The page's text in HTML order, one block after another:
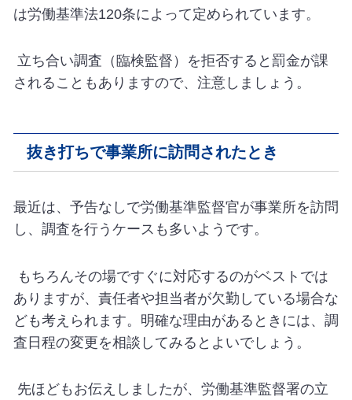
は労働基準法120条によって定められています。
立ち合い調査（臨検監督）を拒否すると罰金が課
されることもありますので、注意しましょう。
抜き打ちで事業所に訪問されたとき
最近は、予告なしで労働基準監督官が事業所を訪問
し、調査を行うケースも多いようです。
もちろんその場ですぐに対応するのがベストでは
ありますが、責任者や担当者が欠勤している場合な
ども考えられます。明確な理由があるときには、調
査日程の変更を相談してみるとよいでしょう。
先ほどもお伝えしましたが、労働基準監督署の立